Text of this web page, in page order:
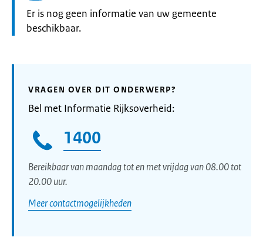
Informatie:
Er is nog geen informatie van uw gemeente
beschikbaar.
VRAGEN OVER DIT ONDERWERP?
Bel met Informatie Rijksoverheid:
1400
Bereikbaar van maandag tot en met vrijdag van 08.00 tot
20.00 uur.
Meer contactmogelijkheden